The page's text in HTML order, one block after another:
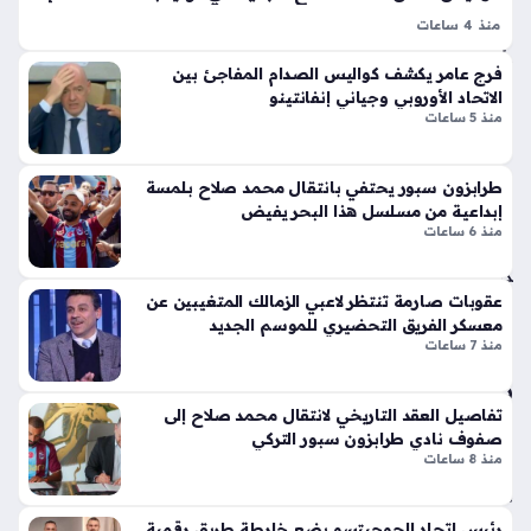
لا
ق
أيق
ونت
ها
دة
ذا
الإث
ني
ع
شر
أس
طو
انة
ونا
الح
أما
جو
زتي
بي
سا
عة
واح
دة
تح
ت
الح
وثي
ين
من
مأ
منذ 4 ساعات
طرابزون سبور، حيث بدأت الصحف التركية في تداول تفاصيل مثيرة
حول مقر إقامة النجم المصري الجديد، إذ من المقرر أن…
فرج عامر يكشف كواليس الصدام المفاجئ بين
الاتحاد الأوروبي وجياني إنفانتينو
منذ 5 ساعات
طرابزون سبور يحتفي بانتقال محمد صلاح بلمسة
إبداعية من مسلسل هذا البحر يفيض
منذ 6 ساعات
عقوبات صارمة تنتظر لاعبي الزمالك المتغيبين عن
معسكر الفريق التحضيري للموسم الجديد
منذ 7 ساعات
تفاصيل العقد التاريخي لانتقال محمد صلاح إلى
صفوف نادي طرابزون سبور التركي
منذ 8 ساعات